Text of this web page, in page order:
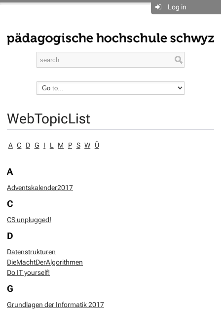
Log in
WebTopicList
A C D G I L M P S W Ü
A
Adventskalender2017
C
CS unplugged!
D
Datenstrukturen
DieMachtDerAlgorithmen
Do IT yourself!
G
Grundlagen der Informatik 2017